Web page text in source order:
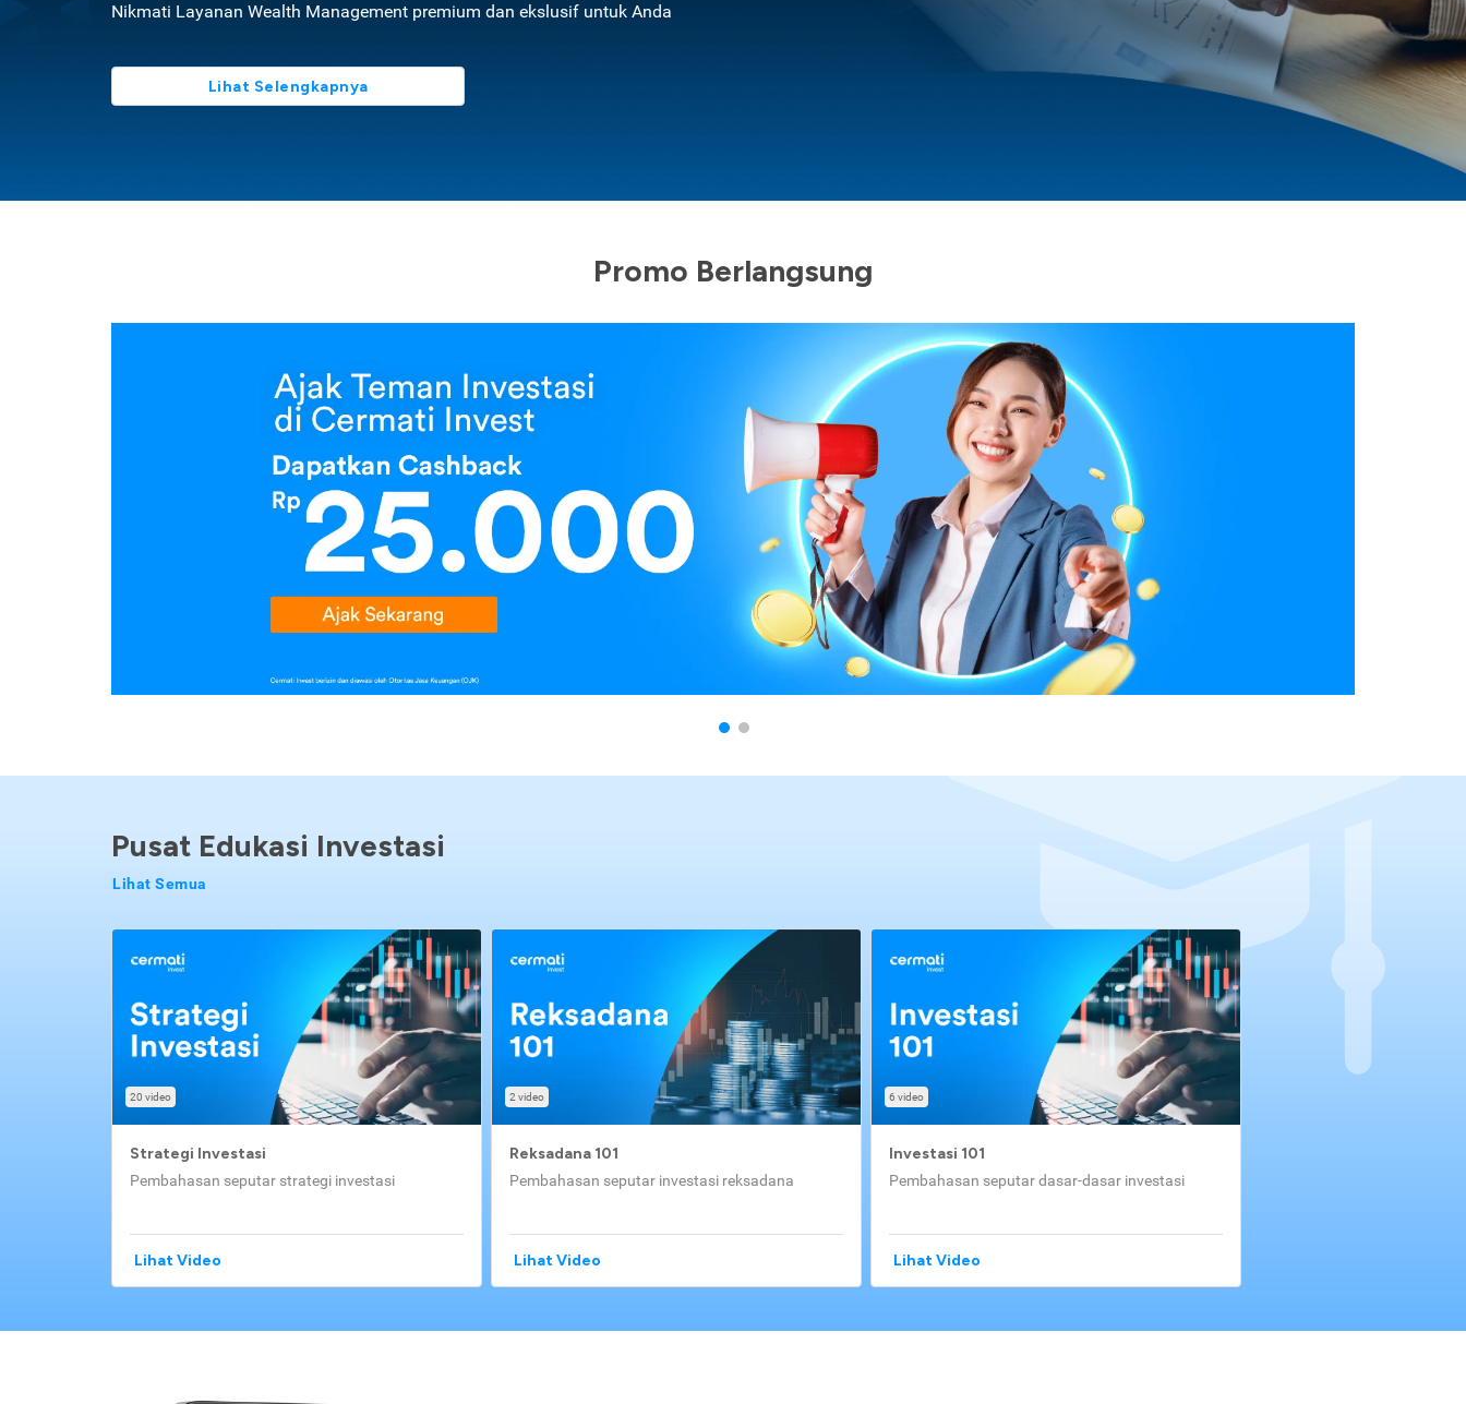
Nikmati Layanan Wealth Management premium dan ekslusif untuk Anda
Lihat Selengkapnya
Promo Berlangsung
Pusat Edukasi Investasi
Lihat Semua
20 video
Strategi Investasi
Pembahasan seputar strategi investasi
Lihat Video
2 video
Reksadana 101
Pembahasan seputar investasi reksadana
Lihat Video
6 video
Investasi 101
Pembahasan seputar dasar-dasar investasi
Lihat Video